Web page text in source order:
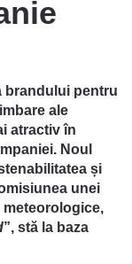
brandului pentru
ale
atractiv în
Noul
și
unei
”, stă la baza